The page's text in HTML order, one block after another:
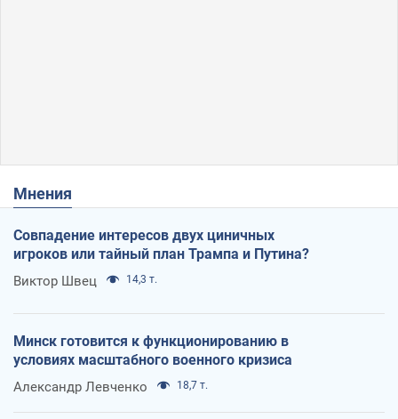
Мнения
Совпадение интересов двух циничных
игроков или тайный план Трампа и Путина?
Виктор Швец 14,3 т.
Минск готовится к функционированию в
условиях масштабного военного кризиса
Александр Левченко 18,7 т.